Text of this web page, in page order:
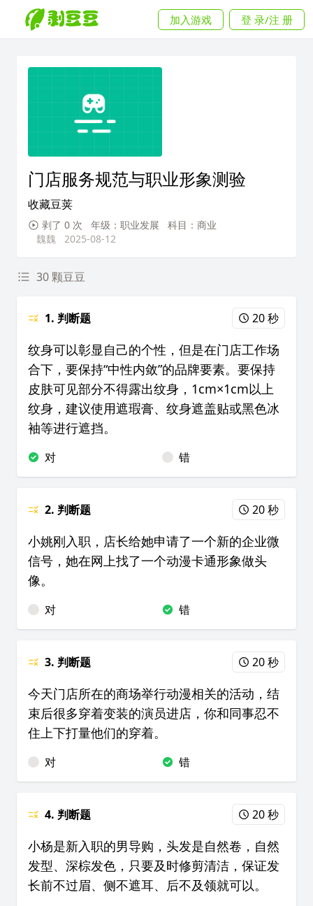
加入游戏 登 录/注 册
门店服务规范与职业形象测验
收藏豆荚
剥了 0 次 年级：职业发展
科目：商业
魏魏
2025-08-12
30 颗豆豆
1. 判断题 20 秒
纹身可以彰显自己的个性，但是在门店工作场
合下，要保持“中性内敛”的品牌要素。要保持
皮肤可见部分不得露出纹身，1cm×1cm以上
纹身，建议使用遮瑕膏、纹身遮盖贴或黑色冰
袖等进行遮挡。
对 错
2. 判断题 20 秒
小姚刚入职，店长给她申请了一个新的企业微
信号，她在网上找了一个动漫卡通形象做头
像。
对 错
3. 判断题 20 秒
今天门店所在的商场举行动漫相关的活动，结
束后很多穿着变装的演员进店，你和同事忍不
住上下打量他们的穿着。
对 错
4. 判断题 20 秒
小杨是新入职的男导购，头发是自然卷，自然
发型、深棕发色，只要及时修剪清洁，保证发
长前不过眉、侧不遮耳、后不及领就可以。